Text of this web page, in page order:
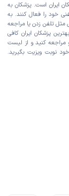
ایران است. پزشکان به
خود را فعال کنند. به
مثل تلفن زدن یا مراجعه
پزشکان ایران کافی
مراجعه کنید و از لیست
نوبت ویزیت بگیرید.